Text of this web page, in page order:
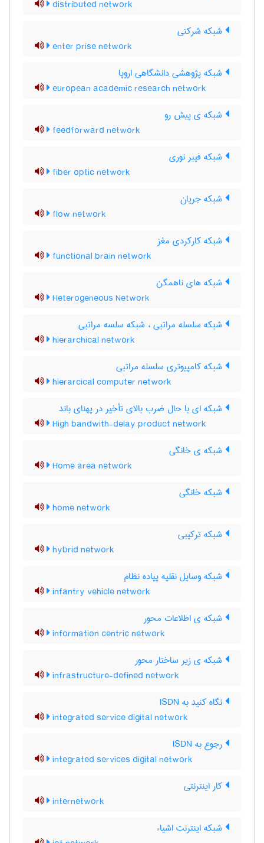
distributed network
شبکه شرکتی
enter prise network
شبکه پژوهشی دانشگاهی اروپا
european academic research network
شبکه ی پیش رو
feedforward network
شبکه فیبر نوری
fiber optic network
شبکه جریان
flow network
شبکه کارکردی مغز
functional brain network
شبکه های ناهمگن
Heterogeneous Network
شبکه سلسله مراتبی ، شبکه سلسه مراتبی
hierarchical network
شبکه کامپیوتری سلسله مراتبی
hierarcical computer network
شبکه ای با حال ضرب بالای تأخیر در پهنای باند
High bandwith-delay product network
شبکه ی خانگی
Home area network
شبکه خانگی
home network
شبکه ترکیبی
hybrid network
شبکه وسایل نقلیه پیاده نظام
infantry vehicle network
شبکه ی اطلاعات محور
information centric network
شبکه ی زیر ساختار محور
infrastructure-defined network
نگاه کنید به ‎ ISDN
integrated service digital network
رجوع به ISDN
integrated services digital network
کار اینترنتی
internetwork
شبکه اینترنت اشیاء